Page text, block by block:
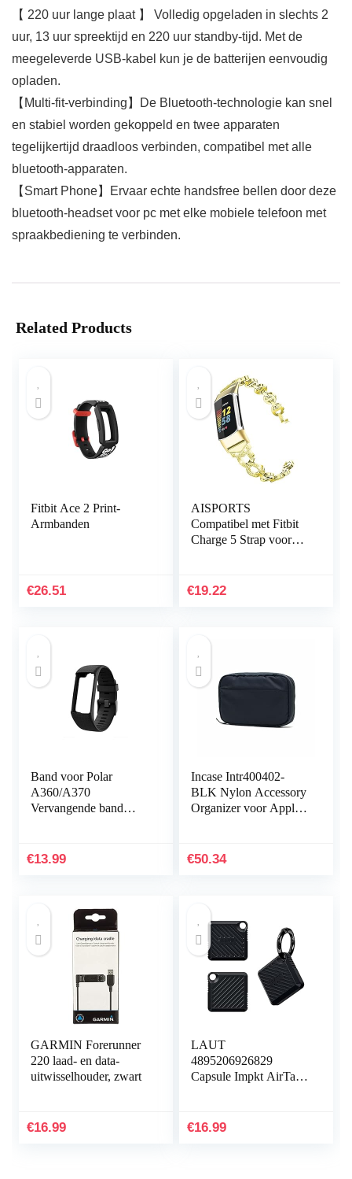
【 220 uur lange plaat 】 Volledig opgeladen in slechts 2
uur, 13 uur spreektijd en 220 uur standby-tijd. Met de
meegeleverde USB-kabel kun je de batterijen eenvoudig
opladen.
【Multi-fit-verbinding】De Bluetooth-technologie kan snel
en stabiel worden gekoppeld en twee apparaten
tegelijkertijd draadloos verbinden, compatibel met alle
bluetooth-apparaten.
【Smart Phone】Ervaar echte handsfree bellen door deze
bluetooth-headset voor pc met elke mobiele telefoon met
spraakbediening te verbinden.
Related Products
Fitbit Ace 2 Print-
Armbanden
€26.51
AISPORTS
Compatibel met Fitbit
Charge 5 Strap voor
Rhinestones sieraden…
€19.22
Band voor Polar
A360/A370
Vervangende band
Vervangende band
€13.99
Incase Intr400402-
BLK Nylon Accessory
Organizer voor Apple
zwart [sorteren en…
€50.34
GARMIN Forerunner
220 laad- en data-
uitwisselhouder, zwart
€16.99
LAUT
4895206926829
Capsule Impkt AirTags
€16.99